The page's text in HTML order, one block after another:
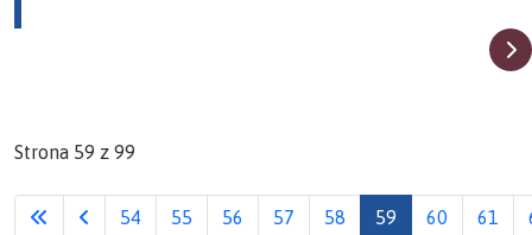
Strona 59 z 99
54 55 56 57 58 59 60 61